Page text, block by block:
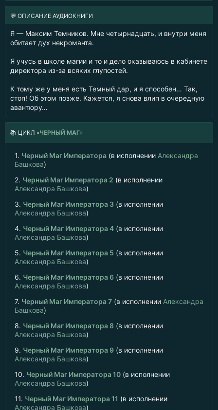
💬 ОПИСАНИЕ АУДИОКНИГИ
Я — Максим Темников. Мне четырнадцать, и внутри меня
обитает дух некроманта.
Я учусь в школе магии и то и дело оказываюсь в кабинете
директора из-за всяких глупостей.
К тому же у меня есть Темный дар, и я способен… Так,
стоп! Об этом позже. Кажется, я снова влип в очередную
авантюру…
📚 ЦИКЛ «ЧЕРНЫЙ МАГ»
1. Черный Маг Императора (в исполнении Александра
Башкова)
2. Черный Маг Императора 2 (в исполнении
Александра Башкова)
3. Черный Маг Императора 3 (в исполнении
Александра Башкова)
4. Черный Маг Императора 4 (в исполнении
Александра Башкова)
5. Черный Маг Императора 5 (в исполнении
Александра Башкова)
6. Черный Маг Императора 6 (в исполнении
Александра Башкова)
7. Черный Маг Императора 7 (в исполнении Александра
Башкова)
8. Черный Маг Императора 8 (в исполнении
Александра Башкова)
9. Черный Маг Императора 9 (в исполнении
Александра Башкова)
10. Черный Маг Императора 10 (в исполнении
Александра Башкова)
11. Черный Маг Императора 11 (в исполнении
Александра Башкова)